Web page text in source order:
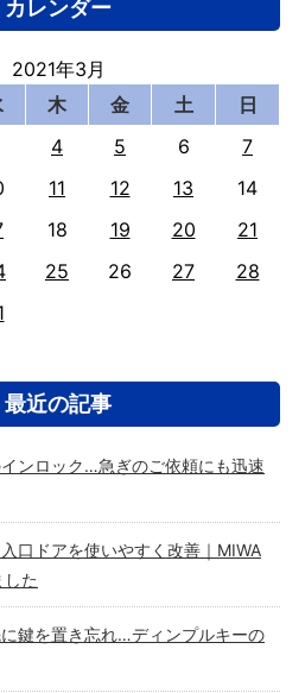
カレンダー
2021年3月
木 金 土
日
4 5 6
7
11 12 13
14
18 19 20
21
25 26 27
28
最近の記事
インロック…急ぎのご依頼にも迅速
入口ドアを使いやすく改善｜MIWA
た
に鍵を置き忘れ…ディンプルキーの